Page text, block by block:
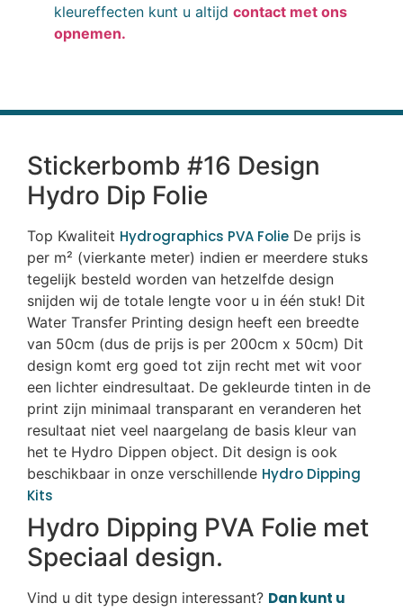
kleureffecten kunt u altijd contact met ons
opnemen.
Stickerbomb #16 Design
Hydro Dip Folie
Top Kwaliteit Hydrographics PVA Folie De prijs is
per m² (vierkante meter) indien er meerdere stuks
tegelijk besteld worden van hetzelfde design
snijden wij de totale lengte voor u in één stuk! Dit
Water Transfer Printing design heeft een breedte
van 50cm (dus de prijs is per 200cm x 50cm) Dit
design komt erg goed tot zijn recht met wit voor
een lichter eindresultaat. De gekleurde tinten in de
print zijn minimaal transparant en veranderen het
resultaat niet veel naargelang de basis kleur van
het te Hydro Dippen object. Dit design is ook
beschikbaar in onze verschillende Hydro Dipping
Kits
Hydro Dipping PVA Folie met
Speciaal design.
Vind u dit type design interessant? Dan kunt u